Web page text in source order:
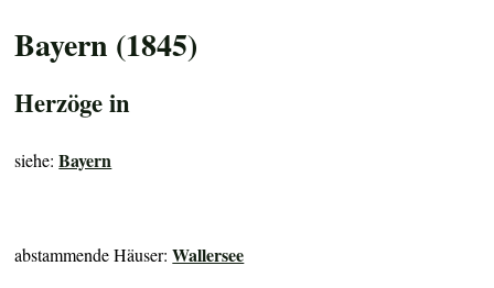
Bayern (1845)
Herzöge in
siehe:Bayern
abstammende Häuser:Wallersee